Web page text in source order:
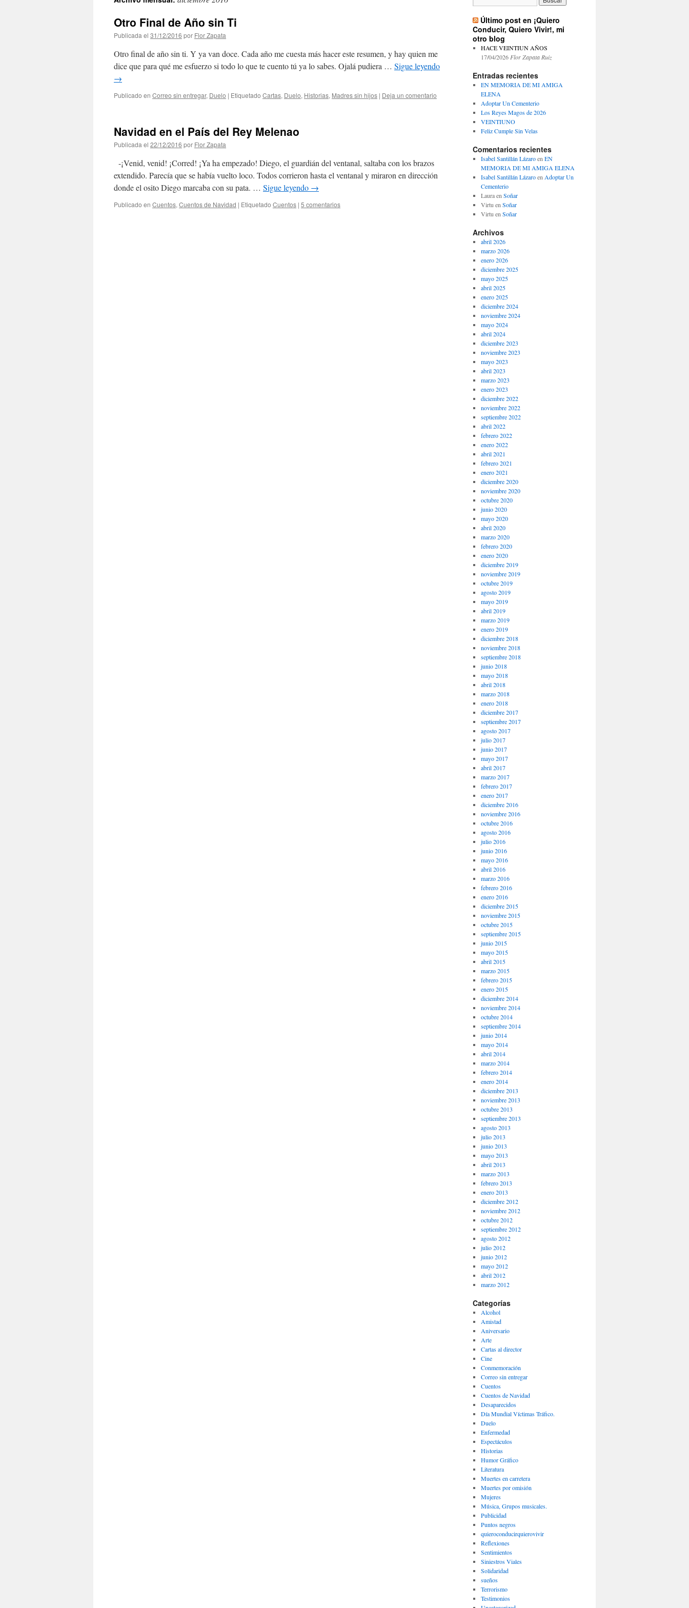
contenido
Otro Final de Año sin Ti
Publicada el 31/12/2016 por Flor Zapata
Otro final de año sin ti. Y ya van doce. Cada año me cuesta más hacer este resumen, y hay quien me
dice que para qué me esfuerzo si todo lo que te cuento tú ya lo sabes. Ojalá pudiera … Sigue leyendo
→
Publicado en Correo sin entregar, Duelo | Etiquetado Cartas, Duelo, Historias, Madres sin hijos | Deja un comentario
Navidad en el País del Rey Melenao
Publicada el 22/12/2016 por Flor Zapata
-¡Venid, venid! ¡Corred! ¡Ya ha empezado! Diego, el guardián del ventanal, saltaba con los brazos
extendido. Parecía que se había vuelto loco. Todos corrieron hasta el ventanal y miraron en dirección
donde el osito Diego marcaba con su pata. … Sigue leyendo →
Publicado en Cuentos, Cuentos de Navidad | Etiquetado Cuentos | 5 comentarios
Último post en ¡Quiero
Conducir, Quiero Vivir!, mi
otro blog
HACE VEINTIUN AÑOS
17/04/2026 Flor Zapata Ruiz
Entradas recientes
EN MEMORIA DE MI AMIGA
ELENA
Adoptar Un Cementerio
Los Reyes Magos de 2026
VEINTIUNO
Feliz Cumple Sin Velas
Comentarios recientes
Isabel Santillán Lázaroen EN
MEMORIA DE MI AMIGA ELENA
Isabel Santillán Lázaroen Adoptar Un
Cementerio
Lauraen Soñar
Virtu en Soñar
Virtu en Soñar
Archivos
abril 2026
marzo 2026
enero 2026
diciembre 2025
mayo 2025
abril 2025
enero 2025
diciembre 2024
noviembre 2024
mayo 2024
abril 2024
diciembre 2023
noviembre 2023
mayo 2023
abril 2023
marzo 2023
enero 2023
diciembre 2022
noviembre 2022
septiembre 2022
abril 2022
febrero 2022
enero 2022
abril 2021
febrero 2021
enero 2021
diciembre 2020
noviembre 2020
octubre 2020
junio 2020
mayo 2020
abril 2020
marzo 2020
febrero 2020
enero 2020
diciembre 2019
noviembre 2019
octubre 2019
agosto 2019
mayo 2019
abril 2019
marzo 2019
enero 2019
diciembre 2018
noviembre 2018
septiembre 2018
junio 2018
mayo 2018
abril 2018
marzo 2018
enero 2018
diciembre 2017
septiembre 2017
agosto 2017
julio 2017
junio 2017
mayo 2017
abril 2017
marzo 2017
febrero 2017
enero 2017
diciembre 2016
noviembre 2016
octubre 2016
agosto 2016
julio 2016
junio 2016
mayo 2016
abril 2016
marzo 2016
febrero 2016
enero 2016
diciembre 2015
noviembre 2015
octubre 2015
septiembre 2015
junio 2015
mayo 2015
abril 2015
marzo 2015
febrero 2015
enero 2015
diciembre 2014
noviembre 2014
octubre 2014
septiembre 2014
junio 2014
mayo 2014
abril 2014
marzo 2014
febrero 2014
enero 2014
diciembre 2013
noviembre 2013
octubre 2013
septiembre 2013
agosto 2013
julio 2013
junio 2013
mayo 2013
abril 2013
marzo 2013
febrero 2013
enero 2013
diciembre 2012
noviembre 2012
octubre 2012
septiembre 2012
agosto 2012
julio 2012
junio 2012
mayo 2012
abril 2012
marzo 2012
Categorías
Alcohol
Amistad
Aniversario
Arte
Cartas al director
Cine
Conmemoración
Correo sin entregar
Cuentos
Cuentos de Navidad
Desaparecidos
Día Mundial Víctimas Tráfico.
Duelo
Enfermedad
Espectáculos
Historias
Humor Gráfico
Literatura
Muertes en carretera
Muertes por omisión
Mujeres
Música, Grupos musicales.
Publicidad
Puntos negros
quieroconducirquierovivir
Reflexiones
Sentimientos
Siniestros Viales
Solidaridad
sueños
Terrorismo
Testimonios